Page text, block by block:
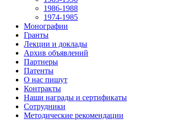
1986-1988
1974-1985
Монографии
Гранты
Лекции и доклады
Архив объявлений
Партнеры
Патенты
О нас пишут
Контракты
Наши награды и сертификаты
Сотрудники
Методические рекомендации